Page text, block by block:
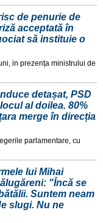
de penurie de
acceptată în
să instituie o
in prezența ministrului de
detașat, PSD
al doilea. 80%
merge în direcția
parlamentare, cu
lui Mihai
"Încă se
Suntem neam
slugi. Nu ne